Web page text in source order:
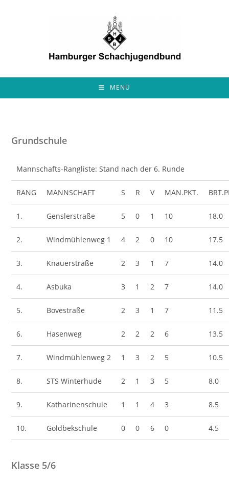
MENÜ
Grundschule
Mannschafts-Rangliste: Stand nach der 6. Runde
RANG MANNSCHAFT S R V MAN.PKT.
1. Genslerstraße 5 0 1 10 18.0
2. Windmühlenweg 1 4 2 0 10 17.5
3. Knauerstraße 2 3 1 7 14.0
4. Asbuka 3 1 2 7 14.0
5. Bovestraße 2 3 1 7 11.5
6. Hasenweg 2 2 2 6 13.5
7. Windmühlenweg 2 1 3 2 5 10.5
8. STS Winterhude 2 1 3 5 8.0
9. Katharinenschule 1 1 4 3 8.5
10. Goldbekschule 0 0 6 0 4.5
Klasse 5/6